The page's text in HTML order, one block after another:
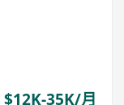
$12K-35K/月